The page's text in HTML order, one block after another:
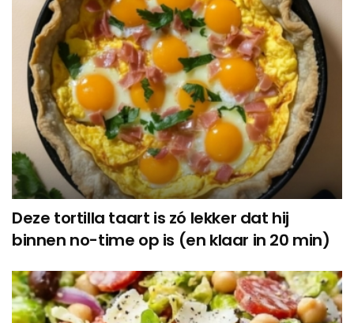
Deze tortilla taart is zó lekker dat hij
binnen no-time op is (en klaar in 20 min)